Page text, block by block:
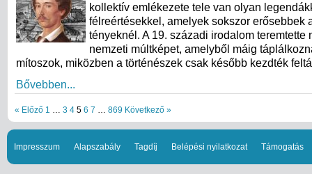
kollektív emlékezete tele van olyan
félreértésekkel, amelyek sokszor erősebbek
tényeknél. A 19. századi irodalom teremtette
nemzeti múltképet, amelyből máig
mítoszok, miközben a történészek csak később kezdték
Bővebben...
« Előző 1 3 4 5 6 7 869 Következő »
Impresszum Alapszabály Tagdíj Belépési nyilatkozat Támogatás